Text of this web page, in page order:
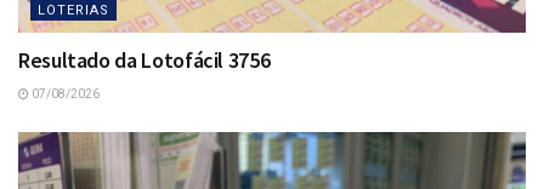
LOTERIAS
Resultado da Lotofácil 3756
07/08/2026